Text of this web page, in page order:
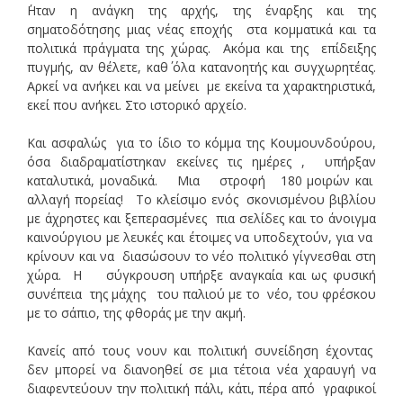
΄Ηταν η ανάγκη της αρχής, της έναρξης και της
σηματοδότησης μιας νέας εποχής στα κομματικά και τα
πολιτικά πράγματα της χώρας. Ακόμα και της επίδειξης
πυγμής, αν θέλετε, καθ΄ όλα κατανοητής και συγχωρητέας.
Αρκεί να ανήκει και να μείνει με εκείνα τα χαρακτηριστικά,
εκεί που ανήκει. Στο ιστορικό αρχείο.
Και ασφαλώς για το ίδιο το κόμμα της Κουμουνδούρου,
όσα διαδραματίστηκαν εκείνες τις ημέρες , υπήρξαν
καταλυτικά, μοναδικά. Μια στροφή 180 μοιρών και
αλλαγή πορείας! Το κλείσιμο ενός σκονισμένου βιβλίου
με άχρηστες και ξεπερασμένες πια σελίδες και το άνοιγμα
καινούργιου με λευκές και έτοιμες να υποδεχτούν, για να
κρίνουν και να διασώσουν το νέο πολιτικό γίγνεσθαι στη
χώρα. Η σύγκρουση υπήρξε αναγκαία και ως φυσική
συνέπεια της μάχης του παλιού με το νέο, του φρέσκου
με το σάπιο, της φθοράς με την ακμή.
Κανείς από τους νουν και πολιτική συνείδηση έχοντας
δεν μπορεί να διανοηθεί σε μια τέτοια νέα χαραυγή να
διαφεντεύουν την πολιτική πάλι, κάτι, πέρα από γραφικοί